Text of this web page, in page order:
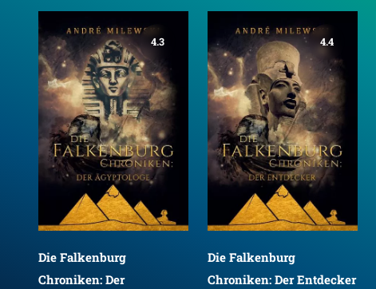
4.3
Die Falkenburg
Chroniken: Der
4.4
Die Falkenburg
Chroniken: Der Entdecker